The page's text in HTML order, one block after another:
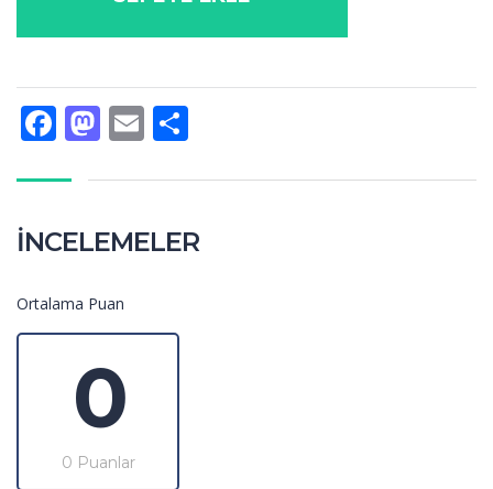
Facebook
Mastodon
Email
İNCELEMELER
Ortalama Puan
0
0 Puanlar